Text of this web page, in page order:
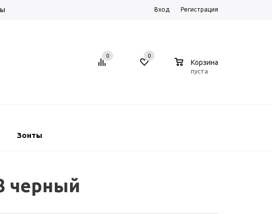
Вход Регистрация
0 0
Корзина
пуста
Зонты
черный